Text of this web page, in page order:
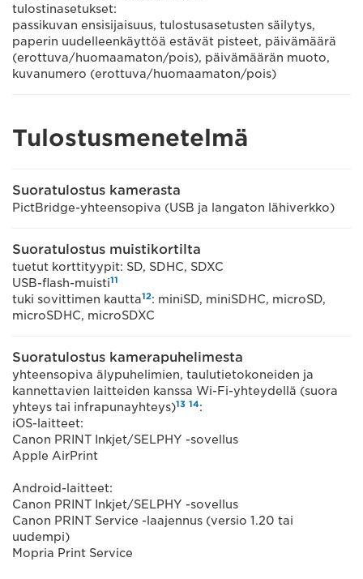
tulostinasetukset:
passikuvan ensisijaisuus, tulostusasetusten säilytys,
paperin uudelleenkäyttöä estävät pisteet, päivämäärä
(erottuva/huomaamaton/pois), päivämäärän muoto,
kuvanumero (erottuva/huomaamaton/pois)
Tulostusmenetelmä
Suoratulostus kamerasta
PictBridge-yhteensopiva (USB ja langaton lähiverkko)
Suoratulostus muistikortilta
tuetut korttityypit: SD, SDHC, SDXC
USB-flash-muisti11
tuki sovittimen kautta12: miniSD, miniSDHC, microSD,
microSDHC, microSDXC
Suoratulostus kamerapuhelimesta
yhteensopiva älypuhelimien, taulutietokoneiden ja
kannettavien laitteiden kanssa Wi-Fi-yhteydellä (suora
yhteys tai infrapunayhteys)13 14:
iOS-laitteet:
Canon PRINT Inkjet/SELPHY -sovellus
Apple AirPrint
Android-laitteet:
Canon PRINT Inkjet/SELPHY -sovellus
Canon PRINT Service -laajennus (versio 1.20 tai
uudempi)
Mopria Print Service